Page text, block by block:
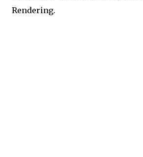
Rendering.